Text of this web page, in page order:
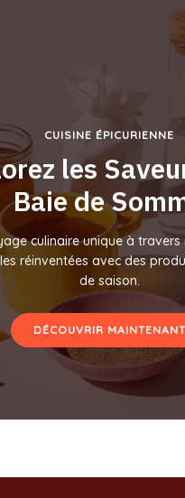
CUISINE ÉPICURIENNE
les
Baie de
culinaire unique à travers
réinventées avec des
de saison.
DÉCOUVRIR MAINTENANT